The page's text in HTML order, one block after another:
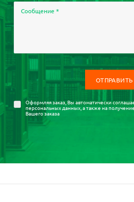
Сообщение *
Оформляя заказ, Вы автоматически
персональных данных, а также на
Вашего заказа